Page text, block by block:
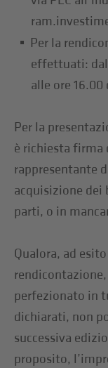
Per la
effettuati:
alle ore 16.00
Per la
è richiesta firma
rappresentante
acquisizione
parti, o in
Qualora, ad
perfezionato in
dichiarati, non
successiva
proposito,